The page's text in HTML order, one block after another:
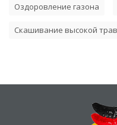
Оздоровление газона
Скашивание высокой